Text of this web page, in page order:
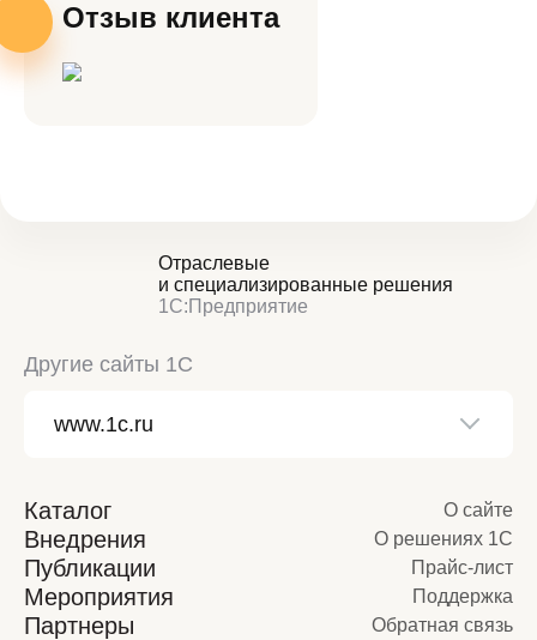
Отзыв клиента
Отраслевые
и специализированные решения
1С:Предприятие
Другие сайты 1С
Каталог
Внедрения
Публикации
Мероприятия
Партнеры
О сайте
О решениях 1С
Прайс-лист
Поддержка
Обратная связь